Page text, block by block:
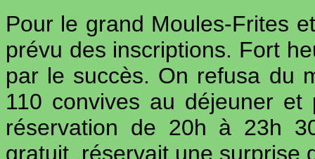
Pour le grand Moules-Frites
prévu des inscriptions. Fort
par le succès. On refusa du
110 convives au déjeuner
réservation de 20h à 23h
gratuit, réservait une surprise